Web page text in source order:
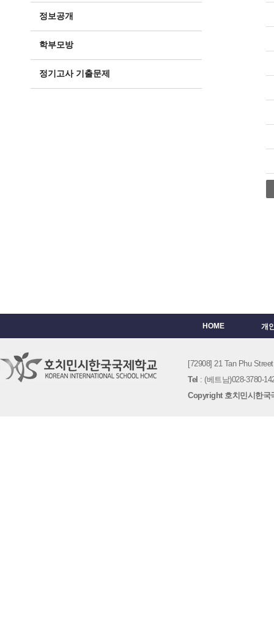
정보공개
학부모방
정기고사 기출문제
HOME 개
[72908] 21 Tan Phu
Tel : (베트남)028-3780-
Copyright 호치민시한국